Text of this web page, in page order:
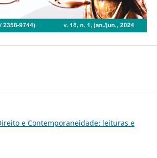
e Contemporaneidade: leituras e